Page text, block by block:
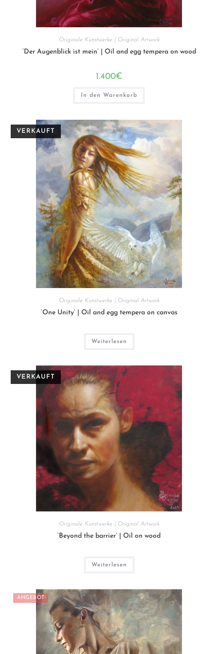
Originale Kunstwerke | Original Artwork
‘Der Augenblick ist mein’ | Oil and egg tempera on wood
1.400€
In den Warenkorb
Originale Kunstwerke | Original Artwork
‘One Unity’ | Oil and egg tempera on canvas
Weiterlesen
Originale Kunstwerke | Original Artwork
‘Beyond the barrier’ | Oil on wood
Weiterlesen
ANGEBOT